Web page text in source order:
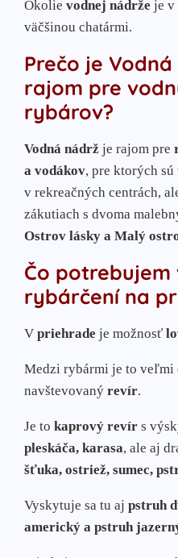
Okolie vodnej nádrže je v
väčšinou chatármi.
Prečo je
rajom pre
rybárov?
Vodná nádrž je rajom pre
a vodákov, pre ktorých
v rekreačných centrách,
zákutiach s dvoma
Ostrov lásky a Malý
Čo potrebujem
rybárčení na
V priehrade je možnosť
Medzi rybármi je to veľmi
navštevovaný revír.
Je to kaprový revír s
pleskáča, karasa, ale aj
šťuka, ostriež, sumec,
Vyskytuje sa tu aj pstruh
americký a pstruh